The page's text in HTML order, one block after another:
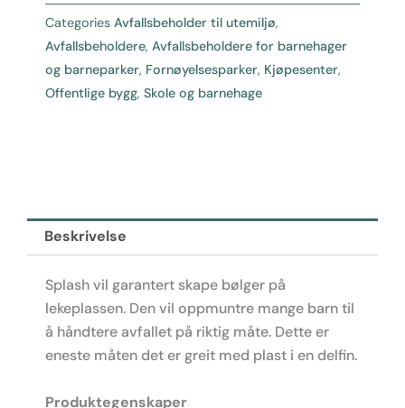
Avfallsbeholder
barn
antall
Categories Avfallsbeholder til utemiljø,
Avfallsbeholdere, Avfallsbeholdere for barnehager
og barneparker, Fornøyelsesparker, Kjøpesenter,
Offentlige bygg, Skole og barnehage
Beskrivelse
Splash vil garantert skape bølger på
lekeplassen. Den vil oppmuntre mange barn til
å håndtere avfallet på riktig måte. Dette er
eneste måten det er greit med plast i en delfin.
Produktegenskaper